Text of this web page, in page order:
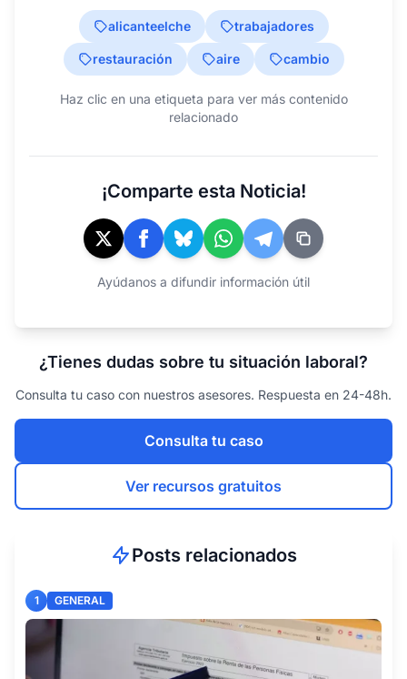
alicanteelche trabajadores
restauración aire cambio
Haz clic en una etiqueta para ver más contenido
relacionado
¡Comparte esta Noticia!
Ayúdanos a difundir información útil
¿Tienes dudas sobre tu situación laboral?
Consulta tu caso con nuestros asesores. Respuesta en 24-48h.
Consulta tu caso
Ver recursos gratuitos
Posts relacionados
1 GENERAL